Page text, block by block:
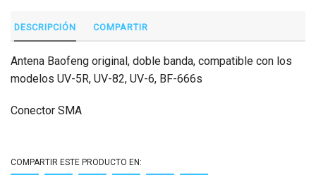
DESCRIPCIÓN COMPARTIR
Antena Baofeng original, doble banda, compatible con los
modelos UV-5R, UV-82, UV-6, BF-666s
Conector SMA
COMPARTIR ESTE PRODUCTO EN: